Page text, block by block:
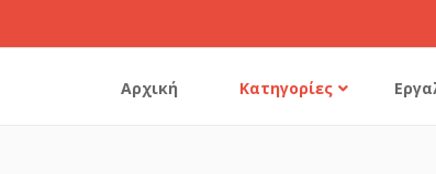
Αρχική Κατηγορίες